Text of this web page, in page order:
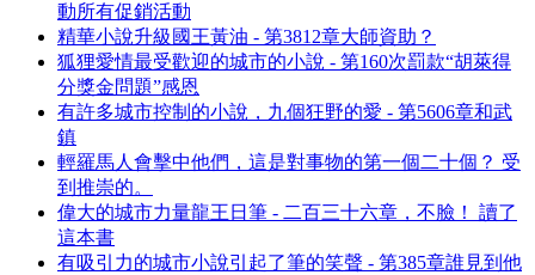
動所有促銷活動
精華小說升級國王黃油 - 第3812章大師資助？
狐狸愛情最受歡迎的城市的小說 - 第160次罰款“胡萊得
分獎金問題”感恩
有許多城市控制的小說，九個狂野的愛 - 第5606章和武
鎮
輕羅馬人會擊中他們，這是對事物的第一個二十個？ 受
到推崇的。
偉大的城市力量龍王日筆 - 二百三十六章，不臉！ 讀了
這本書
有吸引力的城市小說引起了筆的笑聲 - 第385章誰見到他